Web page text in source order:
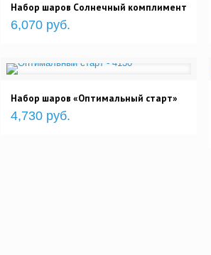
Набор шаров Солнечный комплимент
6,070 руб.
Набор шаров «Оптимальный старт»
4,730 руб.